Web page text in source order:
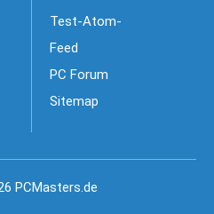
Test-Atom-
Feed
PC Forum
Sitemap
PCMasters.de